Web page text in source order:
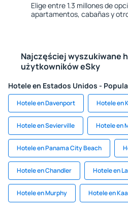
Elige entre 1.3 millones de
apartamentos, cabañas y
Najczęściej wyszukiwane
użytkowników eSky
Hotele en Estados Unidos -
Hotele en Davenport Hotele en
Hotele en Sevierville Hotele en
Hotele en Panama City Beach
Hotele en Chandler Hotele en
Hotele en Murphy Hotele en